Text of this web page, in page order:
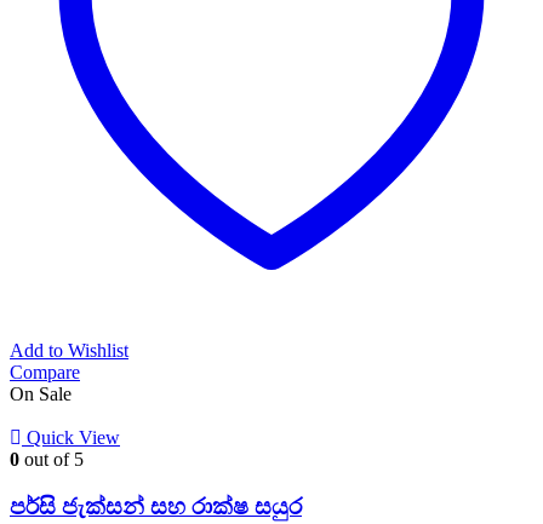
Add to Wishlist
Compare
On Sale
Quick View
0 out of 5
පර්සි ජැක්සන් සහ රාක්ෂ සයුර